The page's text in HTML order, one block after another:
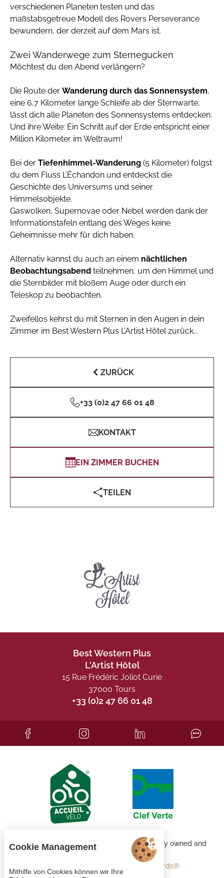
verschiedenen Planeten testen und das
maßstabsgetreue Modell des Rovers Perseverance
bewundern, der derzeit auf dem Mars ist.
Zwei Wanderwege zum Sternegucken
Möchtest du den Abend verlängern?
Die Route der Wanderung durch das Sonnensystem,
eine 6,7 Kilometer lange Schleife ab der Sternwarte,
lässt dich alle Planeten des Sonnensystems entdecken.
Und ihre Weite: Ein Schritt auf der Erde entspricht einer
Million Kilometer im Weltraum!
Bei der Tiefenhimmel-Wanderung (5 Kilometer) folgst
du dem Fluss L’Échandon und entdeckst die
Geschichte des Universums und seiner
Himmelsobjekte.
Gaswolken, Supernovae oder Nebel werden dank der
Informationstafeln entlang des Weges keine
Geheimnisse mehr für dich haben.
Alternativ kannst du auch an einem nächtlichen
Beobachtungsabend teilnehmen, um den Himmel und
die Sternbilder mit bloßem Auge oder durch ein
Teleskop zu beobachten.
Zweifellos kehrst du mit Sternen in den Augen in dein
Zimmer im Best Western Plus L’Artist Hôtel zurück...
ZURÜCK
+33 (0)2 47 66 01 48
KONTAKT
EIN ZIMMER BUCHEN
TEILEN
Best Western Plus
L'Artist Hôtel
15 Rue Frédéric Joliot Curie
37000 Tours
+33 (0)2 47 66 01 48
Each BWH℠ Hotels property is independently owned and
Best Western Rewards®
Cookie Management
Mithilfe von Cookies können wir Ihre